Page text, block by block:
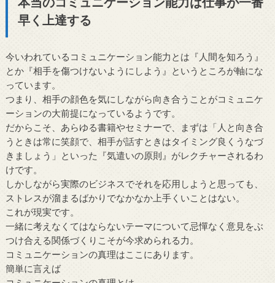
早く上達する
今いわれているコミュニケーション能力とは『人間を知ろう』
とか『相手を傷つけないようにしよう』というところが軸にな
っています。
つまり、相手の顔色を気にしながら向き合うことがコミュニケ
ーションの大前提になっているようです。
だからこそ、あらゆる書籍やセミナーで、まずは「人と向き合
うときは常に笑顔で、相手が話すときはタイミング良くうなづ
きましょう」といった『気遣いの原則』がレクチャーされるわ
けです。
しかしながら実際のビジネスでそれを応用しようと思っても、
ストレスが溜まるばかりでなかなか上手くいことはない。
これが現実です。
一緒に考えなくてはならないテーマについて忌憚なく意見をぶ
つけ合える関係づくりこそが今求められる力。
コミュニケーションの真理はここにあります。
簡単に言えば